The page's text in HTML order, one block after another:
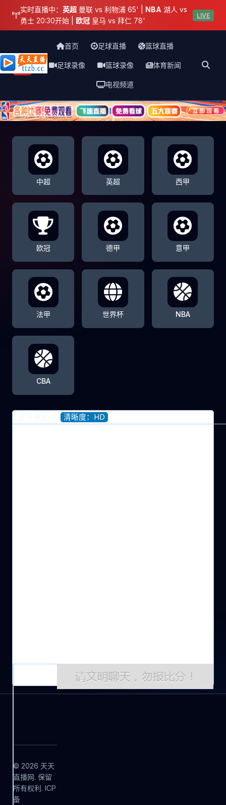
实时直播中： 英超 曼联 vs 利物浦 65' | NBA 湖人 vs
勇士 20:30开始 | 欧冠 皇马 vs 拜仁 78'
LIVE
天天直播网
首页 足球直播 篮球直播
足球录像 篮球录像 体育新闻
电视频道
中超 英超 西甲
欧冠 德甲 意甲
法甲 世界杯 NBA
CBA
清晰度：HD
© 2026 天天
直播网. 保留
所有权利. ICP
备